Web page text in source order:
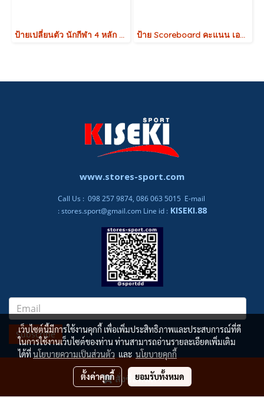
สั่งซื้อสินค้า
ป้ายเปลี่ยนตัว นักกีฬา 4 หลัก 40x80 Cm. ป้าย Scoreboard คะแนน เอนกประสงค์ สำหรับบอกคะแนนการแข่งขันกีฬาต่างๆ
www.stores-sport.com
Call Us : 098 257 9874, 086 063 5015 E-mail
:stores.sport@gmail.com Line id :KISEKI.88
Subscribe
ผู้เข้าชมวันนี้
เว็บไซต์นี้มีการใช้งานคุกกี้ เพื่อเพิ่มประสิทธิภาพและประสบการณ์ที่ดี
ในการใช้งานเว็บไซต์ของท่าน ท่านสามารถอ่านรายละเอียดเพิ่มเติม
ได้ที่นโยบายความเป็นส่วนตัว และ นโยบายคุกกี้
ตั้งค่าคุกกี้ ยอมรับทั้งหมด